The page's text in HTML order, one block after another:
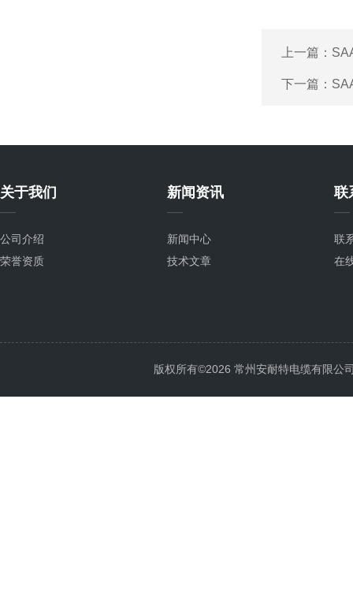
上一篇：
下一篇：
关于我们
公司介绍
荣誉资质
新闻资讯
新闻中心
技术文章
联
联
在
版权所有©2026 常州安耐特电缆有限